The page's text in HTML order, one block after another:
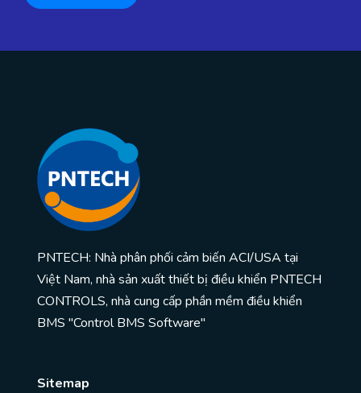
PNTECH: Nhà phân phối cảm biến ACI/USA tại
Việt Nam, nhà sản xuất thiết bị điều khiển PNTECH
CONTROLS, nhà cung cấp phần mềm điều khiển
BMS "Control BMS Software"
Sitemap